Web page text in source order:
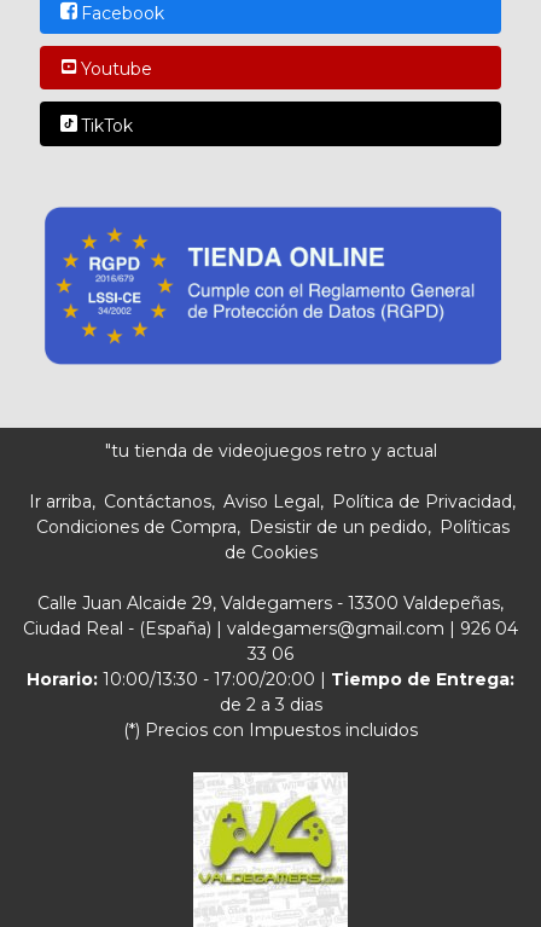
Facebook
Youtube
TikTok
"tu tienda de videojuegos retro y actual
Ir arriba Contáctanos Aviso Legal
Política de Privacidad
Condiciones de Compra
Desistir de un pedido
Políticas
de Cookies
Calle Juan Alcaide 29, Valdegamers - 13300 Valdepeñas,
Ciudad Real - (España) | valdegamers@gmail.com | 926 04
33 06
Horario: 10:00/13:30 - 17:00/20:00 | Tiempo de Entrega:
de 2 a 3 dias
(*) Precios con Impuestos incluidos